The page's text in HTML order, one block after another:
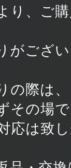
り、ご
がござ
の際は
その場
応は致